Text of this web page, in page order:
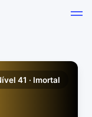
41 · Imortal